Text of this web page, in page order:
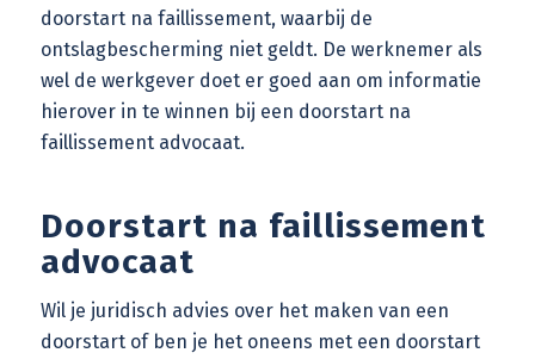
doorstart na faillissement, waarbij de
ontslagbescherming niet geldt. De werknemer als
wel de werkgever doet er goed aan om informatie
hierover in te winnen bij een doorstart na
faillissement advocaat.
Doorstart na faillissement
advocaat
Wil je juridisch advies over het maken van een
doorstart of ben je het oneens met een doorstart